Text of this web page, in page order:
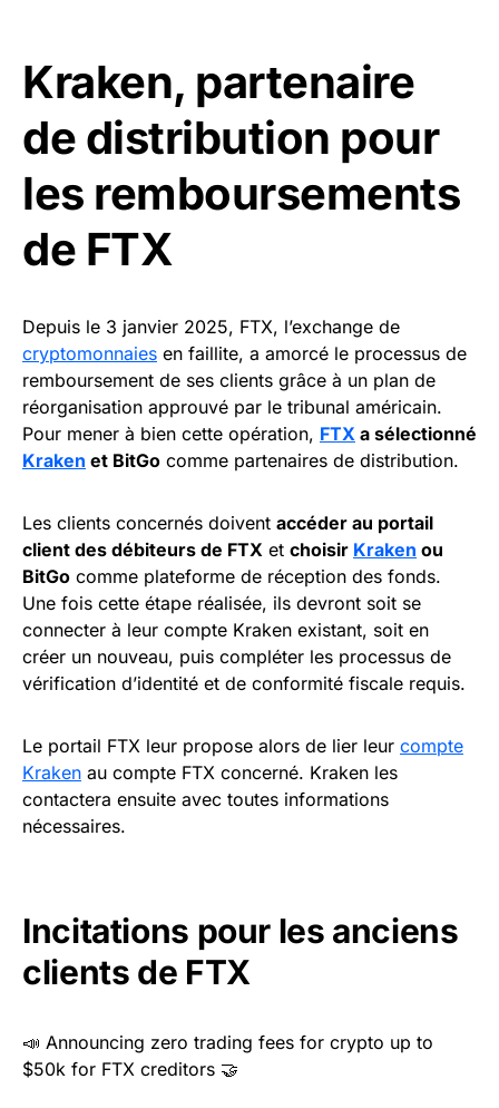
Kraken, partenaire
de distribution pour
les remboursements
de FTX
Depuis le 3 janvier 2025, FTX, l’exchange de
cryptomonnaies en faillite, a amorcé le processus de
remboursement de ses clients grâce à un plan de
réorganisation approuvé par le tribunal américain.
Pour mener à bien cette opération, FTX a sélectionné
Kraken et BitGo comme partenaires de distribution.
Les clients concernés doivent accéder au portail
client des débiteurs de FTX et choisir Kraken ou
BitGo comme plateforme de réception des fonds.
Une fois cette étape réalisée, ils devront soit se
connecter à leur compte Kraken existant, soit en
créer un nouveau, puis compléter les processus de
vérification d’identité et de conformité fiscale requis.
Le portail FTX leur propose alors de lier leur compte
Kraken au compte FTX concerné. Kraken les
contactera ensuite avec toutes informations
nécessaires.
Incitations pour les anciens
clients de FTX
📣 Announcing zero trading fees for crypto up to
$50k for FTX creditors 🤝